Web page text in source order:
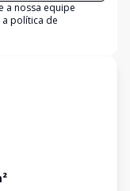
a nossa equipe
política de